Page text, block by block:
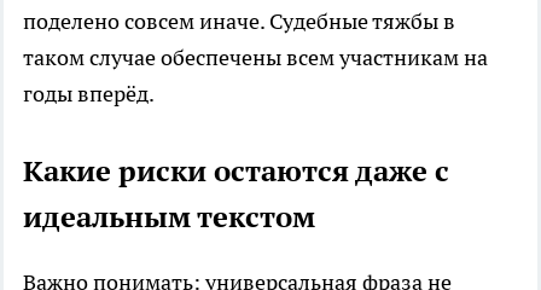
поделено совсем иначе. Судебные тяжбы в
таком случае обеспечены всем участникам на
годы вперёд.
Какие риски остаются даже с
идеальным текстом
Важно понимать: универсальная фраза не